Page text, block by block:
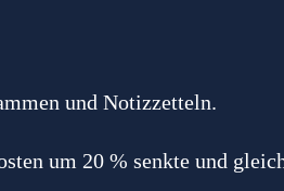
um 20 % senkte und